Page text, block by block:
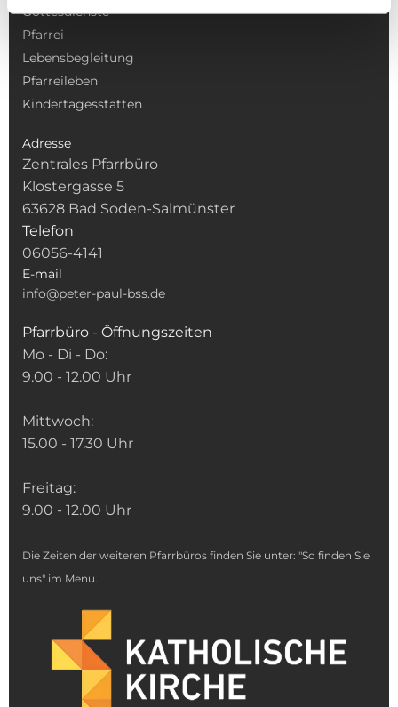
Gottesdienste
Pfarrei
Lebensbegleitung
Pfarreileben
Kindertagesstätten
Adresse
Zentrales Pfarrbüro
Klostergasse 5
63628 Bad Soden-Salmünster
Telefon
06056-4141
E-mail
info@peter-paul-bss.de
Pfarrbüro - Öffnungszeiten
Mo - Di - Do:
9.00 - 12.00 Uhr
Mittwoch:
15.00 - 17.30 Uhr
Freitag:
9.00 - 12.00 Uhr
Die Zeiten der weiteren Pfarrbüros finden Sie unter: "So finden Sie
uns" im Menu.